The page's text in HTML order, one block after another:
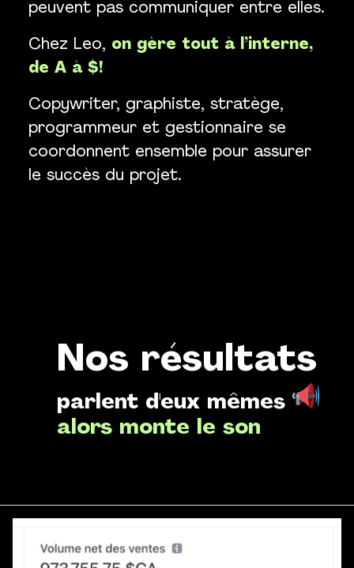
peuvent pas communiquer entre elles.
Chez Leo, on gère tout à l’interne,
de A à $!
Copywriter, graphiste, stratège,
programmeur et gestionnaire se
coordonnent ensemble pour assurer
le succès du projet.
Nos résultats
parlent d'eux mêmes
alors monte le son